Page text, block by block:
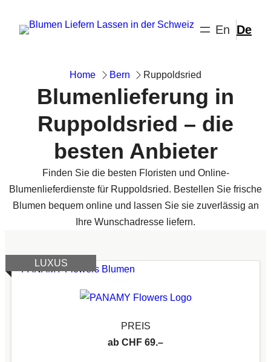
Inhalt
Home Bern Ruppoldsried
Blumenlieferung in
Ruppoldsried – die
besten Anbieter
Finden Sie die besten Floristen und Online-
Blumenlieferdienste für Ruppoldsried. Bestellen Sie frische
Blumen bequem online und lassen Sie sie zuverlässig an
Ihre Wunschadresse liefern.
LUXUS
PREIS
ab CHF 69.–